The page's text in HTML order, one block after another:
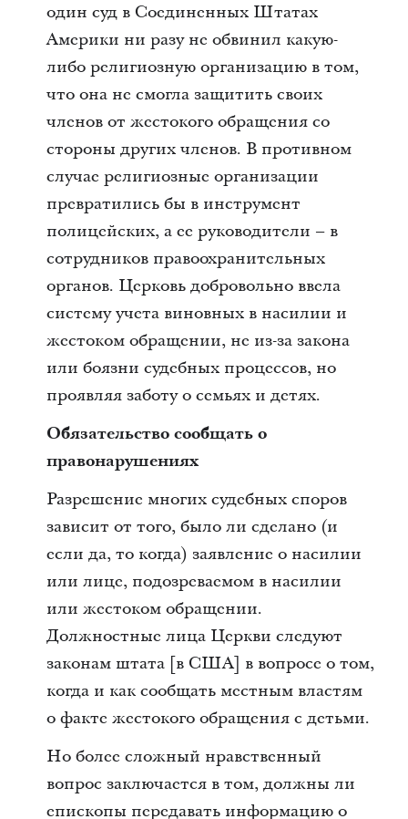
один суд в Соединенных Штатах
Америки ни разу не обвинил какую-
либо религиозную организацию в том,
что она не смогла защитить своих
членов от жестокого обращения со
стороны других членов. В противном
случае религиозные организации
превратились бы в инструмент
полицейских, а ее руководители – в
сотрудников правоохранительных
органов. Церковь добровольно ввела
систему учета виновных в насилии и
жестоком обращении, не из-за закона
или боязни судебных процессов, но
проявляя заботу о семьях и детях.
Обязательство сообщать о
правонарушениях
Разрешение многих судебных споров
зависит от того, было ли сделано (и
если да, то когда) заявление о насилии
или лице, подозреваемом в насилии
или жестоком обращении.
Должностные лица Церкви следуют
законам штата [в США] в вопросе о том,
когда и как сообщать местным властям
о факте жестокого обращения с детьми.
Но более сложный нравственный
вопрос заключается в том, должны ли
епископы передавать информацию о